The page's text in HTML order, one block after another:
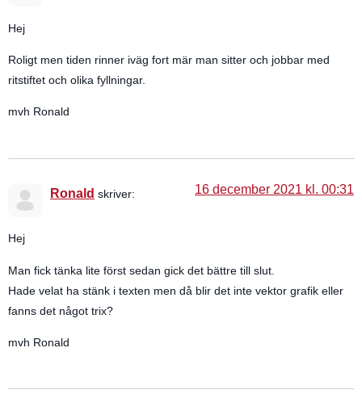
Hej
Roligt men tiden rinner iväg fort mär man sitter och jobbar med
ritstiftet och olika fyllningar.
mvh Ronald
Ronald skriver: 16 december 2021 kl. 00:31
Hej
Man fick tänka lite först sedan gick det bättre till slut.
Hade velat ha stänk i texten men då blir det inte vektor grafik eller
fanns det något trix?
mvh Ronald